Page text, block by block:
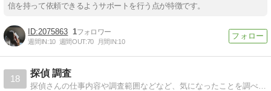
信を持って依頼できるようサポートを行う点が特徴です。
2075863 1
週間IN:10 週間OUT:70 月間IN:10
18
探偵 調査
探偵さんの仕事内容や調査範囲などなど、気になったことを調べてまとめていきます。